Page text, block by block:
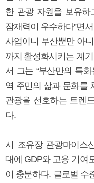
한 관광 자원을 보유하
잠재력이 우수하다”면
사업이니 부산뿐만 아
까지 활성화시키는 계
서 그는 “부산만의 특
역 주민의 삶과 문화를
관광을 선호하는 트렌
다.
시 조유장 관광마이스
대에 GDP와 고용 기여
이 충분하다. 글로벌 수